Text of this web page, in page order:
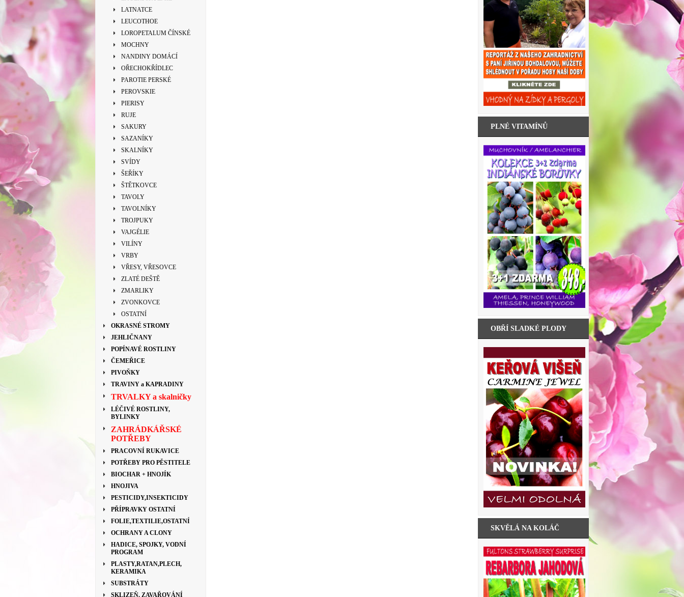
LATNATCE
LEUCOTHOE
LOROPETALUM ČÍNSKÉ
MOCHNY
NANDINY DOMÁCÍ
OŘECHOKŘÍDLEC
PAROTIE PERSKÉ
PEROVSKIE
PIERISY
RUJE
SAKURY
SAZANÍKY
SKALNÍKY
SVÍDY
ŠEŘÍKY
ŠTĚTKOVCE
TAVOLY
TAVOLNÍKY
TROJPUKY
VAJGÉLIE
VILÍNY
VRBY
VŘESY, VŘESOVCE
ZLATÉ DEŠTĚ
ZMARLIKY
ZVONKOVCE
OSTATNÍ
OKRASNÉ STROMY
JEHLIČNANY
POPÍNAVÉ ROSTLINY
ČEMEŘICE
PIVOŇKY
TRAVINY a KAPRADINY
TRVALKY a skalničky
LÉČIVÉ ROSTLINY,
BYLINKY
ZAHRÁDKÁŘSKÉ
POTŘEBY
PRACOVNÍ RUKAVICE
POTŘEBY PRO PĚSTITELE
BIOCHAR + HNOJÍK
HNOJIVA
PESTICIDY,INSEKTICIDY
PŘÍPRAVKY OSTATNÍ
FOLIE,TEXTILIE,OSTATNÍ
OCHRANY A CLONY
HADICE, SPOJKY, VODNÍ
PROGRAM
PLASTY,RATAN,PLECH,
KERAMIKA
SUBSTRÁTY
SKLIZEŇ, ZAVAŘOVÁNÍ
PLNÉ VITAMÍNŮ
OBŘÍ SLADKÉ PLODY
SKVĚLÁ NA KOLÁČ